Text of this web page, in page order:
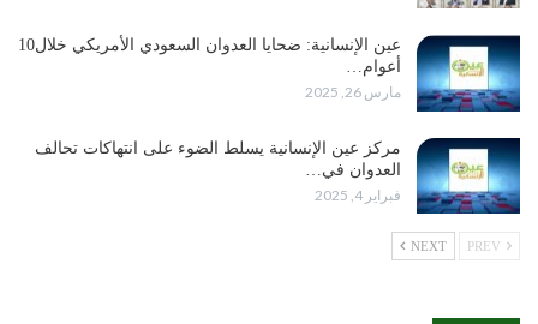
عين الإنسانية: ضحايا العدوان السعودي الأمريكي خلال10
أعوام…
مارس 26, 2025
مركز عين الإنسانية يسلط الضوء على انتهاكات تحالف
العدوان في…
فبراير 4, 2025
NEXT